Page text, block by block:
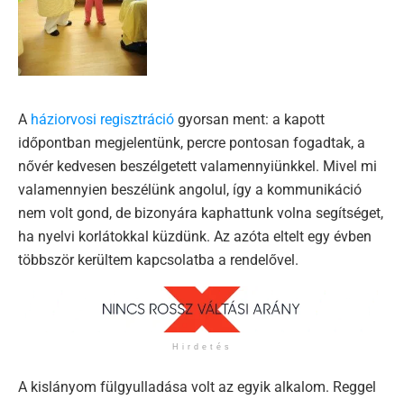
A háziorvosi regisztráció gyorsan ment: a kapott
időpontban megjelentünk, percre pontosan fogadtak, a
nővér kedvesen beszélgetett valamennyiünkkel. Mivel mi
valamennyien beszélünk angolul, így a kommunikáció
nem volt gond, de bizonyára kaphattunk volna segítséget,
ha nyelvi korlátokkal küzdünk. Az azóta eltelt egy évben
többször kerültem kapcsolatba a rendelővel.
Hirdetés
A kislányom fülgyulladása volt az egyik alkalom. Reggel